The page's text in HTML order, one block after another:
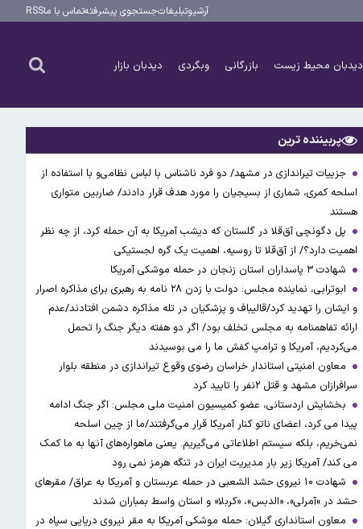
آرشیوتبلیغاتجستجوی پیشرفتهتماس با ماRSS
دیدبان محیط زیست بازرگانی وبگردی دیدبان بازار
پربیننده ترین
جزییات تیراندازی در مشهد/ دو فرد ناشناس با لباس نظامی‌و با استفاده از
اسلحه کمری، شماری از بسیجیان را مورد هدف قرار دادند/ ضاربین متواری
هستند
پل دگونچی آق‌قلا در گلستان که دیشب آمریکا به آن حمله کرد، از چه نظر
اهمیت دارد؟/ از آق‌قلا تا روسیه، اهمیت یک گره لجستیکی
شهادت ۳ ‌پاسداران استان زنجان در حمله موشکی آمریکا
ابوترابی، نماینده مجلس: دولت با زدن ۲۸ نامه به رهبری برای مذاکره اصرار
و ایشان را تهدید کرد/قالیباف و پزشکیان در تله مذاکره دشمن افتادند/عدم
ارائه تفاهمنامه به مجلس تخلف بود/ اگر دو هفته دیگر جنگ را تحمل
می‌کردیم، آمریکا و ترامپ کفش ما را می بوسیدند
معاون امنیتی استاندار خراسان رضوی وقوع تیراندازی در منطقه بلوار
سرافرازان مشهد و قتل ۲نفر را تایید کرد
بخشایش اردستانی، عضو کمیسیون امنیت ملی مجلس: اگر جنگ ادامه
پیدا می کرد، اعضای ناتو کنار آمریکا قرار می‌گرفتند/ما از چین اسلحه
نمی‌خریم، بلکه سیستم اطلاعاتی می‌گیریم. یعنی ماهواره‌های آنها به ما کمک
می کند/ آمریکا زیر بار مدیریت ایران در تنگه هرمز نمی رود
شهادت ۱۰ نیروی حشد الشعبی در حمله عربستان و آمریکا به عراق/ مقرهای
حشد در »آمرلی»، «الدبس»، «کربلا« و استان واسط بمباران شدند
معاون استانداری گیلان: حمله موشکی آمریکا به مقر نیروی دریایی سپاه در